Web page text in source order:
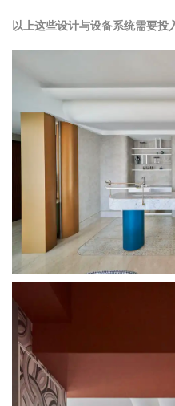
以上这些设计与设备系统需要投